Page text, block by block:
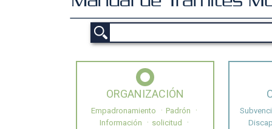
ORGANIZACIÓN
Empadronamiento
Padrón
Información
solicitud